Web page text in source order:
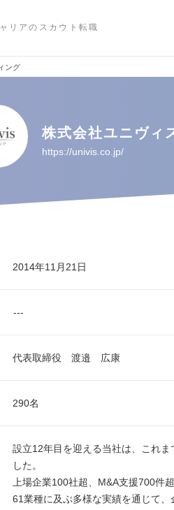
リアのスカウト転職
ング
株式会社ユニヴィ
https://univis.co.jp/
2014年11月21日
---
代表取締役 渡邉 広康
290名
設立12年目を迎える当社は、これ
した。
上場企業100社超、M&A支援700件
61業種に及ぶ多様な実績を通じて